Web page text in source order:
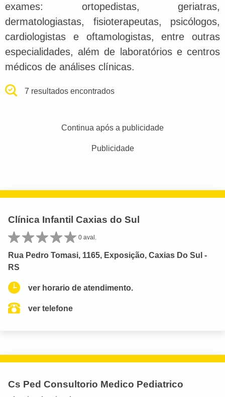
exames: ortopedistas, geriatras,
dermatologiastas, fisioterapeutas, psicólogos,
cardiologistas e oftamologistas, entre outras
especialidades, além de laboratórios e centros
médicos de análises clínicas.
7 resultados encontrados
Continua após a publicidade
Publicidade
Clínica Infantil Caxias do Sul
0 aval.
Rua Pedro Tomasi, 1165, Exposição, Caxias Do Sul -
RS
ver horario de atendimento.
ver telefone
Cs Ped Consultorio Medico Pediatrico